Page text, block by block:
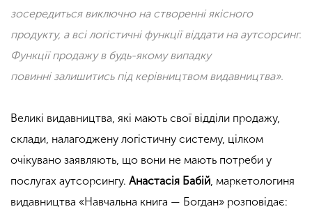
зосередиться виключно на створенні якісного
продукту, а всі логістичні функції віддати на аутсорсинг.
Функції продажу в будь-якому випадку
повинні залишитись під керівництвом видавництва».
Великі видавництва, які мають свої відділи продажу,
склади, налагоджену логістичну систему, цілком
очікувано заявляють, що вони не мають потреби у
послугах аутсорсингу. Анастасія Бабій, маркетологиня
видавництва «Навчальна книга — Богдан» розповідає: